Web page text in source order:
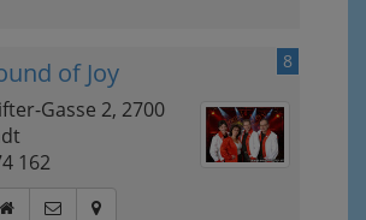
8
of Joy
Gasse 2, 2700
162